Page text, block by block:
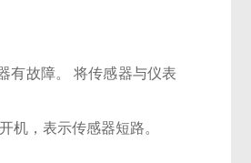
有故障。 将传感器与仪表
机，表示传感器短路。